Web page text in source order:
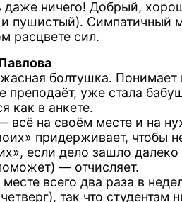
даже ничего! Добрый,
и пушистый). Симпатичный
расцвете сил.
болтушка. Понимает
преподаёт, уже стала
как в анкете.
всё на своём месте и на
придерживает, чтобы
если дело зашло далеко
— отчисляет.
месте всего два раза в
так что студентам